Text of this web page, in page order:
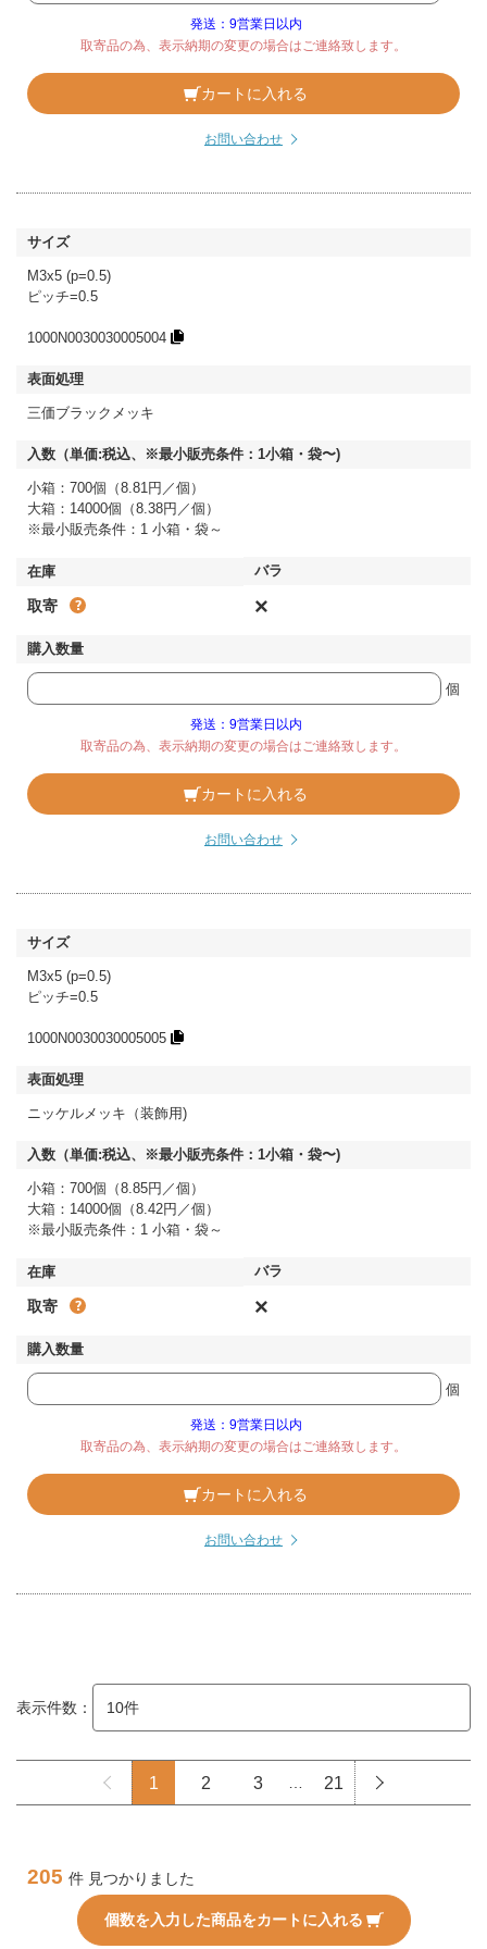
発送：9営業日以内
取寄品の為、表示納期の変更の場合はご連絡致します。
カートに入れる
お問い合わせ
M3x5 (p=0.5)
ピッチ=0.5
1000N0030030005004
三価ブラックメッキ
小箱：700個（8.81円／個）
大箱：14000個（8.38円／個）
※最小販売条件：1 小箱・袋～
取寄 ×
個
発送：9営業日以内
取寄品の為、表示納期の変更の場合はご連絡致します。
カートに入れる
お問い合わせ
M3x5 (p=0.5)
ピッチ=0.5
1000N0030030005005
ニッケルメッキ（装飾用)
小箱：700個（8.85円／個）
大箱：14000個（8.42円／個）
※最小販売条件：1 小箱・袋～
取寄 ×
個
発送：9営業日以内
取寄品の為、表示納期の変更の場合はご連絡致します。
カートに入れる
お問い合わせ
表示件数：
1 2 3 21
205 件 見つかりました
個数を入力した商品をカートに入れる